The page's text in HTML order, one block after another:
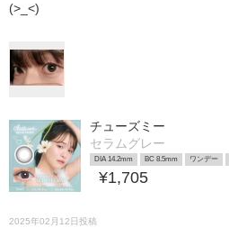
(>_<)
チューズミー
セラムグレー
DIA 14.2mm BC 8.5mm ワンデー
¥1,705
2025年02月12日投稿